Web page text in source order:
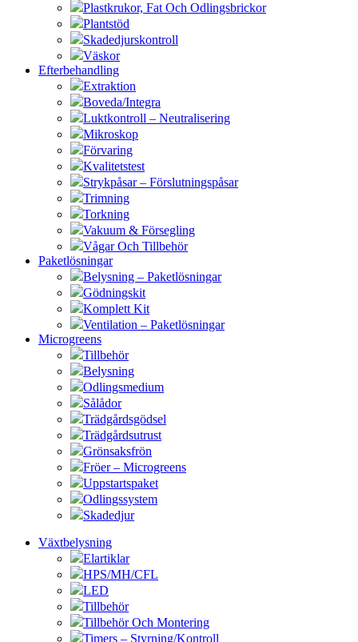
Plastkrukor, Fat Och Odlingsbrickor
Plantstöd
Skadedjurskontroll
Väskor
Efterbehandling
Extraktion
Boveda/Integra
Luktkontroll – Neutralisering
Mikroskop
Förvaring
Kvalitetstest
Strykpåsar – Förslutningspåsar
Trimning
Torkning
Vakuum & Försegling
Vågar Och Tillbehör
Paketlösningar
Belysning – Paketlösningar
Gödningskit
Komplett Kit
Ventilation – Paketlösningar
Microgreens
Tillbehör
Belysning
Odlingsmedium
Sålådor
Trädgårdsgödsel
Trädgårdsutrust
Grönsaksfrön
Fröer – Microgreens
Uppstartspaket
Odlingssystem
Skadedjur
Växtbelysning
Elartiklar
HPS/MH/CFL
LED
Tillbehör
Tillbehör Och Montering
Timers – Styrning/Kontroll